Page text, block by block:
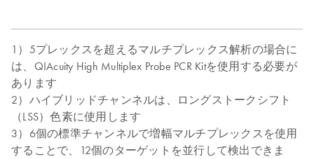
1）5プレックスを超えるマルチプレックス解析の場合に
は、QIAcuity High Multiplex Probe PCR Kitを使用する必要が
あります
2）ハイブリッドチャンネルは、ロングストークシフト
（LSS）色素に使用します
3）6個の標準チャンネルで増幅マルチプレックスを使用
することで、12個のターゲットを並行して検出できま